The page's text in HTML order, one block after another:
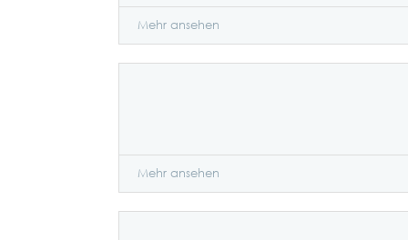
Mehr ansehen
Mehr ansehen